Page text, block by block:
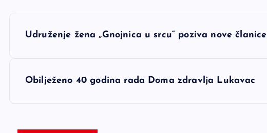
NUdruženje žena „Gnojnica u srcu“ poziva nove članice
Obilježeno 40 godina rada Doma zdravlja Lukavac